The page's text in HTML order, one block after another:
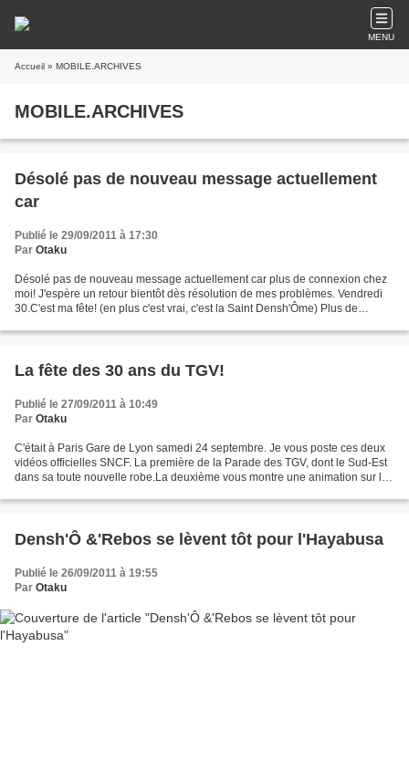
MENU
Accueil » MOBILE.ARCHIVES
MOBILE.ARCHIVES
Désolé pas de nouveau message actuellement
car
Publié le 29/09/2011 à 17:30
Par Otaku
Désolé pas de nouveau message actuellement car plus de connexion chez
moi! J'espère un retour bientôt dès résolution de mes problèmes. Vendredi
30.C'est ma fête! (en plus c'est vrai, c'est la Saint Densh'Ôme) Plus de
La fête des 30 ans du TGV!
Publié le 27/09/2011 à 10:49
Par Otaku
C'était à Paris Gare de Lyon samedi 24 septembre. Je vous poste ces deux
vidéos officielles SNCF. La première de la Parade des TGV, dont le Sud-Est
dans sa toute nouvelle robe.La deuxième vous montre une animation sur la
Densh'Ô &'Rebos se lèvent tôt pour l'Hayabusa
Publié le 26/09/2011 à 19:55
Par Otaku